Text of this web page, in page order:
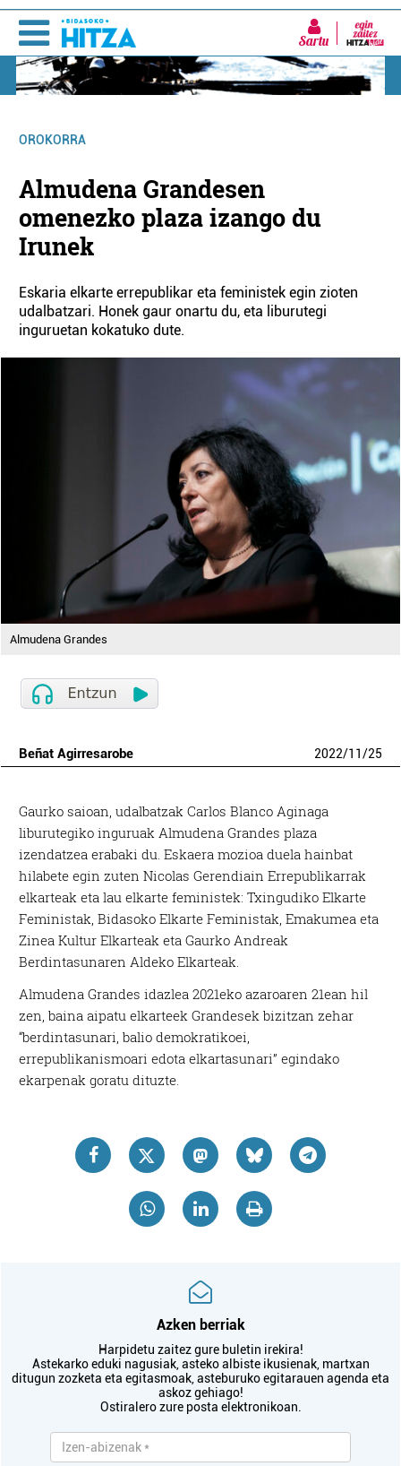
Sartu
OROKORRA
Almudena Grandesen
omenezko plaza izango du
Irunek
Eskaria elkarte errepublikar eta feministek egin zioten
udalbatzari. Honek gaur onartu du, eta liburutegi
inguruetan kokatuko dute.
Almudena Grandes
Beñat Agirresarobe 2022/11/25
Gaurko saioan, udalbatzak Carlos Blanco Aginaga
liburutegiko inguruak Almudena Grandes plaza
izendatzea erabaki du. Eskaera mozioa duela hainbat
hilabete egin zuten Nicolas Gerendiain Errepublikarrak
elkarteak eta lau elkarte feministek: Txingudiko Elkarte
Feministak, Bidasoko Elkarte Feministak, Emakumea eta
Zinea Kultur Elkarteak eta Gaurko Andreak
Berdintasunaren Aldeko Elkarteak.
Almudena Grandes idazlea 2021eko azaroaren 21ean hil
zen, baina aipatu elkarteek Grandesek bizitzan zehar
“berdintasunari, balio demokratikoei,
errepublikanismoari edota elkartasunari” egindako
ekarpenak goratu dituzte.
Azken berriak
Harpidetu zaitez gure buletin irekira!
Astekarko eduki nagusiak, asteko albiste ikusienak, martxan
ditugun zozketa eta egitasmoak, asteburuko egitarauen agenda eta
askoz gehiago!
Ostiralero zure posta elektronikoan.